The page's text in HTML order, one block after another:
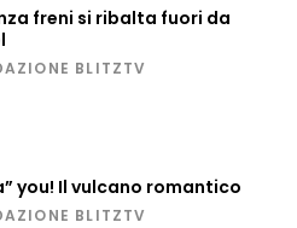
attrazione cede
in Guatemala,
freni si ribalta fuori da
BLITZTV
you! Il vulcano romantico
BLITZTV